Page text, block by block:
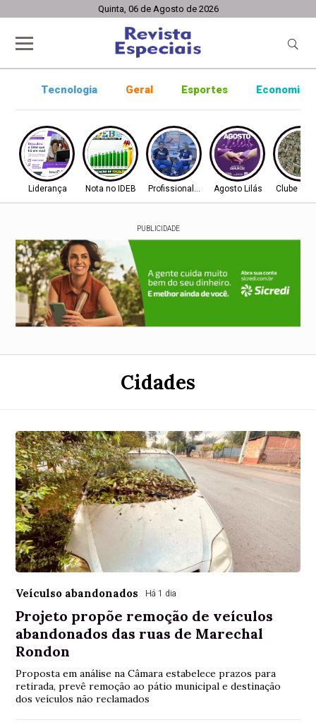
Quinta, 06 de Agosto de 2026
Tecnologia Geral Esportes Economia
Liderança Nota no IDEB ProfissionalizaçãoAgosto Lilás Clube
PUBLICIDADE
Cidades
Veículso abandonados Há 1 dia
Projeto propõe remoção de veículos
abandonados das ruas de Marechal
Rondon
Proposta em análise na Câmara estabelece prazos para
retirada, prevê remoção ao pátio municipal e destinação
dos veículos não reclamados